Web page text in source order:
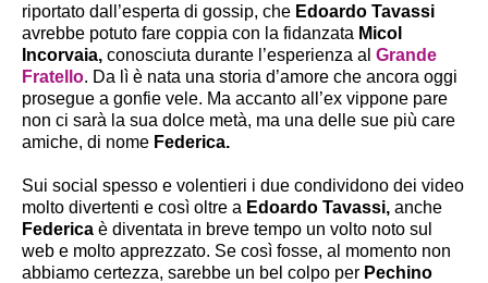
riportato dall’esperta di gossip, che Edoardo Tavassi
avrebbe potuto fare coppia con la fidanzata Micol
Incorvaia, conosciuta durante l’esperienza al Grande
Fratello. Da lì è nata una storia d’amore che ancora oggi
prosegue a gonfie vele. Ma accanto all’ex vippone pare
non ci sarà la sua dolce metà, ma una delle sue più care
amiche, di nome Federica.
Sui social spesso e volentieri i due condividono dei video
molto divertenti e così oltre a Edoardo Tavassi, anche
Federica è diventata in breve tempo un volto noto sul
web e molto apprezzato. Se così fosse, al momento non
abbiamo certezza, sarebbe un bel colpo per Pechino